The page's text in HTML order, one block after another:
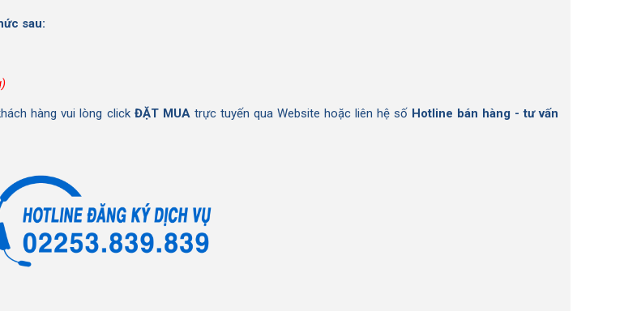
sau:
hàng vui lòng click ĐẶT MUAtrực tuyến qua Website hoặc liên hệ số Hotline bán hàng - tư vấn